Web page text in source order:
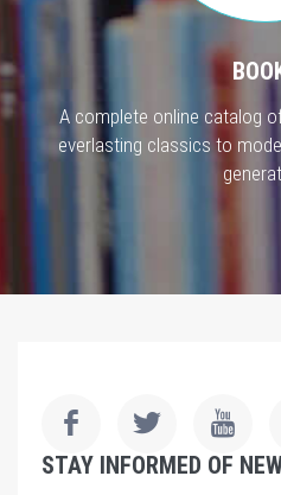
A complete online catalog
everlasting classics to
STAY INFORMED OF